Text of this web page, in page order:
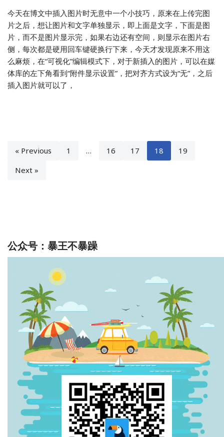
今天在博文中插入图片时无意中一个小技巧，原来在上传完图
片之后，想让图片和文字单独显示，即上面是文字，下面是图
片，而不是图片显示完，如果右边还有空间，则显示在图片右
侧，每次都是硬用回车键硬换行下来，今天才发现原来不用这
么麻烦，在“可视化”编辑模式下，对于新插入的图片，可以在媒
体库的左下角看到“附件显示设置”，把对齐方式设为“无”，之后
插入图片就可以了，
« Previous 1 … 16 17 18
19
Next »
公众号：暴王不暴躁